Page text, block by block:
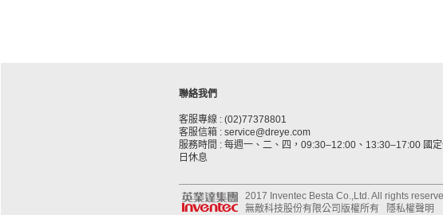
聯絡我們
客服專線 : (02)77378801
客服信箱 : service@dreye.com
服務時間 : 每週一、二、四，09:30–12:00、13:30–17:00 國
日休息
2017 Inventec Besta Co.,Ltd. All rights
無敵科技股份有限公司版權所有
隱私權聲明